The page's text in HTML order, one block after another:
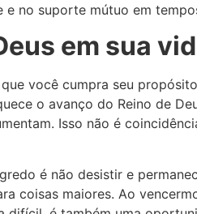
e no suporte mútuo em
em sua
você cumpra seu
o avanço do Reino de
Isso não é
é não desistir e
coisas maiores. Ao